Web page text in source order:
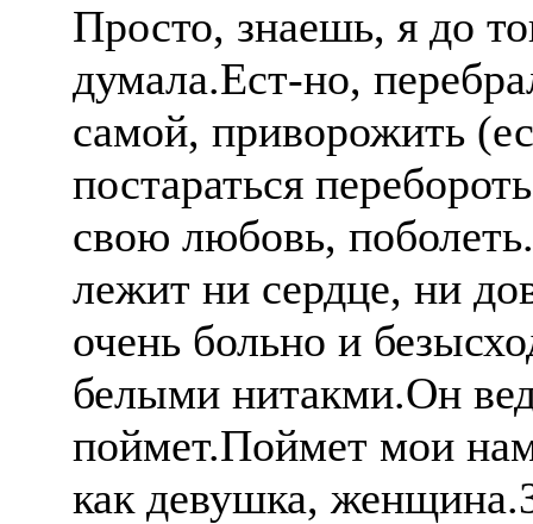
Просто, знаешь, я до
думала.Ест-но,
самой, приворожить
постараться
свою любовь,
лежит ни сердце, ни
очень больно и
белыми нитакми.Он
поймет.Поймет мои
как девушка,